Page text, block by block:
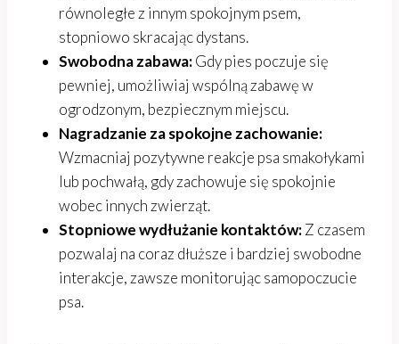
równoległe z innym spokojnym psem,
stopniowo skracając dystans.
Swobodna zabawa:Gdy pies poczuje się
pewniej, umożliwiaj wspólną zabawę w
ogrodzonym, bezpiecznym miejscu.
Nagradzanie za spokojne zachowanie:
Wzmacniaj pozytywne reakcje psa smakołykami
lub pochwałą, gdy zachowuje się spokojnie
wobec innych zwierząt.
Stopniowe wydłużanie kontaktów:Z czasem
pozwalaj na coraz dłuższe i bardziej swobodne
interakcje, zawsze monitorując samopoczucie
psa.